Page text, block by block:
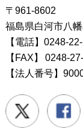
〒961-8602
福島県白河市八
【電話】0248-
【FAX】
0248-
【法人番号】
Twitter